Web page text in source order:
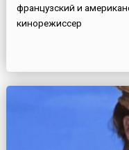
французский и
кинорежиссер